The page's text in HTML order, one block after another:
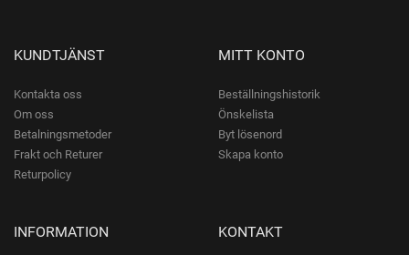
KUNDTJÄNST
Kontakta oss
Om oss
Betalningsmetoder
Frakt och Returer
Returpolicy
MITT KONTO
Beställningshistorik
Önskelista
Byt lösenord
Skapa konto
INFORMATION KONTAKT